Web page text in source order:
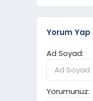
Yorum Yap
Ad Soyad:
Yorumunuz: